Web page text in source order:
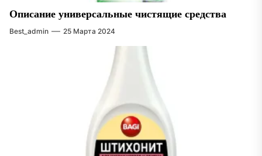
Описание универсальные чистящие средства
Best_admin 25 Марта 2024